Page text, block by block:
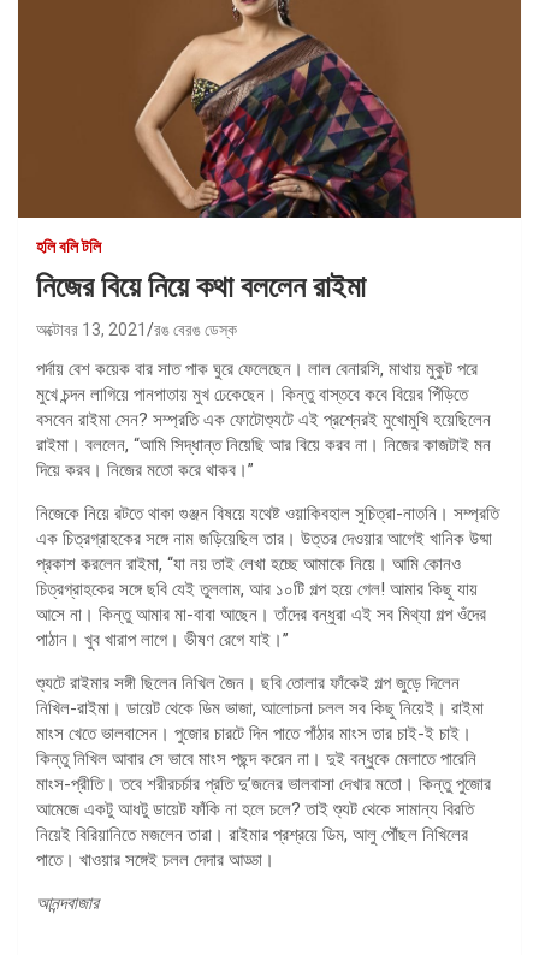
হলি বলি টলি
নিজের বিয়ে নিয়ে কথা বললেন রাইমা
অক্টোবর 13, 2021 রঙ বেরঙ ডেস্ক
পর্দায় বেশ কয়েক বার সাত পাক ঘুরে ফেলেছেন। লাল বেনারসি, মাথায় মুকুট পরে
মুখে চন্দন লাগিয়ে পানপাতায় মুখ ঢেকেছেন। কিন্তু বাস্তবে কবে বিয়ের পিঁড়িতে
বসবেন রাইমা সেন? সম্প্রতি এক ফোটোশ্যুটে এই প্রশ্নেরই মুখোমুখি হয়েছিলেন
রাইমা। বললেন, “আমি সিদ্ধান্ত নিয়েছি আর বিয়ে করব না। নিজের কাজটাই মন
দিয়ে করব। নিজের মতো করে থাকব।”
নিজেকে নিয়ে রটতে থাকা গুঞ্জন বিষয়ে যথেষ্ট ওয়াকিবহাল সুচিত্রা-নাতনি। সম্প্রতি
এক চিত্রগ্রাহকের সঙ্গে নাম জড়িয়েছিল তার। উত্তর দেওয়ার আগেই খানিক উষ্মা
প্রকাশ করলেন রাইমা, ‘‘যা নয় তাই লেখা হচ্ছে আমাকে নিয়ে। আমি কোনও
চিত্রগ্রাহকের সঙ্গে ছবি যেই তুললাম, আর ১০টি গল্প হয়ে গেল! আমার কিছু যায়
আসে না। কিন্তু আমার মা-বাবা আছেন। তাঁদের বন্ধুরা এই সব মিথ্যা গল্প ওঁদের
পাঠান। খুব খারাপ লাগে। ভীষণ রেগে যাই।’’
শ্যুটে রাইমার সঙ্গী ছিলেন নিখিল জৈন। ছবি তোলার ফাঁকেই গল্প জুড়ে দিলেন
নিখিল-রাইমা। ডায়েট থেকে ডিম ভাজা, আলোচনা চলল সব কিছু নিয়েই। রাইমা
মাংস খেতে ভালবাসেন। পুজোর চারটে দিন পাতে পাঁঠার মাংস তার চাই-ই চাই।
কিন্তু নিখিল আবার সে ভাবে মাংস পছন্দ করেন না। দুই বন্ধুকে মেলাতে পারেনি
মাংস-প্রীতি। তবে শরীরচর্চার প্রতি দু’জনের ভালবাসা দেখার মতো। কিন্তু পুজোর
আমেজে একটু আধটু ডায়েট ফাঁকি না হলে চলে? তাই শ্যুট থেকে সামান্য বিরতি
নিয়েই বিরিয়ানিতে মজলেন তারা। রাইমার প্রশ্রয়ে ডিম, আলু পৌঁছল নিখিলের
পাতে। খাওয়ার সঙ্গেই চলল দেদার আড্ডা।
আনন্দবাজার